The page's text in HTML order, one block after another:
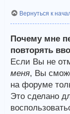
Вернуться к
Почему мне
повторять
Если Вы не
меня, Вы
на форуме
Это сделано